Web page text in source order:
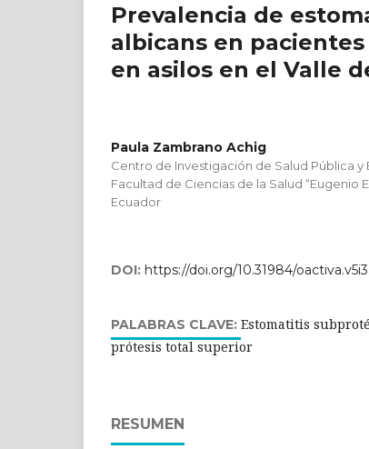
Prevalencia de
albicans en
en asilos en el Valle
Paula Zambrano Achig
Centro de Investigación de Salud Pública y
Facultad de Ciencias de la Salud “Eugenio
Ecuador
DOI: https://doi.org/10.31984/
PALABRAS CLAVE: Estomatitis
prótesis total superior
RESUMEN